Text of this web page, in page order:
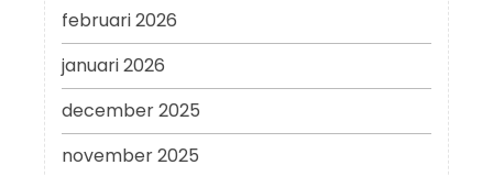
februari 2026
januari 2026
december 2025
november 2025